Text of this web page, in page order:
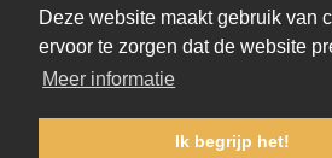
Deze website maakt gebruik van
ervoor te zorgen dat de website
Meer informatie
Ik begrijp het!
Contact met ons opnemen